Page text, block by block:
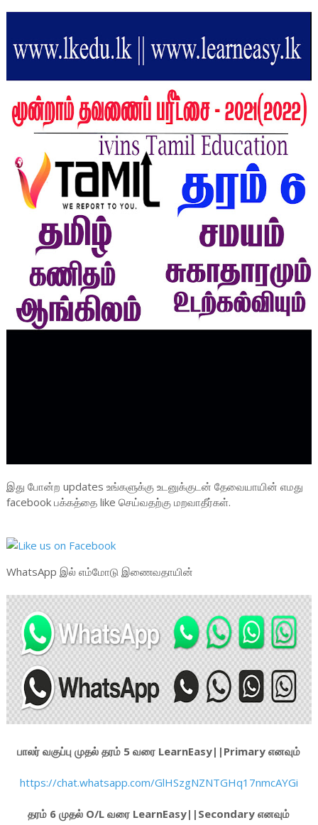
இது போன்ற updates உங்களுக்கு உடனுக்குடன் தேவையாயின் எமது
facebook பக்கத்தை like செய்வதற்கு மறவாதீர்கள்.
WhatsApp இல் எம்மோடு இணைவதாயின்
பாலர் வகுப்பு முதல் தரம் 5 வரை LearnEasy||Primary எனவும்
https://chat.whatsapp.com/GlHSzgNZNTGHq17nmcAYGi
தரம் 6 முதல் O/L வரை LearnEasy||Secondary எனவும்